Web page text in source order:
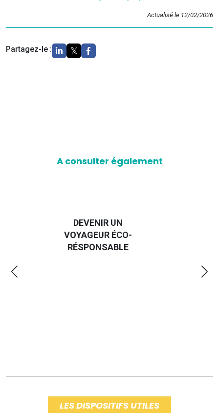
Actualisé le 12/02/2026
Partagez-le :
A consulter également
GUIDE DES
EMMERDES 2025
LES DISPOSITIFS UTILES